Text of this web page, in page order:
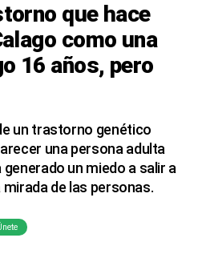
que hace
como una
16 años, pero
un trastorno genético
una persona adulta
generado un miedo a salir a
mirada de las personas.